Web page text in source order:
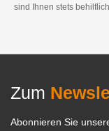
sind Ihnen stets behilflich.
Zum
Abonnieren Sie